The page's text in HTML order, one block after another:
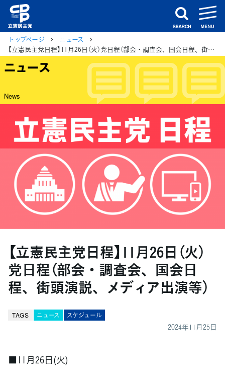
search
トップページ
ニュース
【立憲民主党日程】11月26日（火）党日程（部会・調査会、国会日程、街頭演説、メディア出演等）
ニュース
News
【立憲民主党日程】11月26日（火）
党日程（部会・調査会、国会日
程、街頭演説、メディア出演等）
TAGS ニュース スケジュール
2024年11月25日
■11月26日(火)